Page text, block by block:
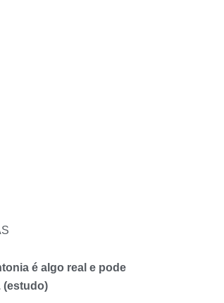
é algo real e pode
(estudo)